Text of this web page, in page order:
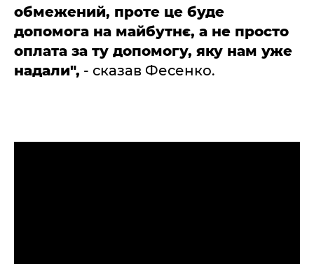
обмежений, проте це буде
допомога на майбутнє, а не просто
оплата за ту допомогу, яку нам уже
надали", - сказав Фесенко.